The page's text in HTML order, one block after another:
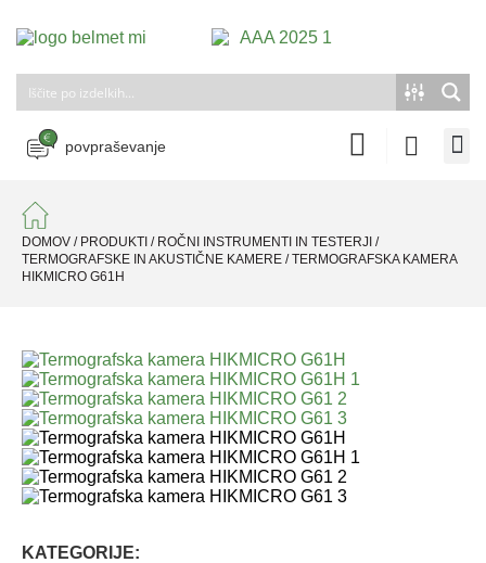
povpraševanje
DOMOV / PRODUKTI / ROČNI INSTRUMENTI IN TESTERJI /
TERMOGRAFSKE IN AKUSTIČNE KAMERE /TERMOGRAFSKA KAMERA
HIKMICRO G61H
KATEGORIJE: